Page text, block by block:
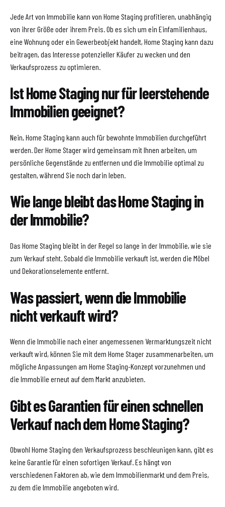
Jede Art von Immobilie kann von Home Staging profitieren, unabhängig
von ihrer Größe oder ihrem Preis. Ob es sich um ein Einfamilienhaus,
eine Wohnung oder ein Gewerbeobjekt handelt, Home Staging kann dazu
beitragen, das Interesse potenzieller Käufer zu wecken und den
Verkaufsprozess zu optimieren.
Ist Home Staging nur für leerstehende
Immobilien geeignet?
Nein, Home Staging kann auch für bewohnte Immobilien durchgeführt
werden. Der Home Stager wird gemeinsam mit Ihnen arbeiten, um
persönliche Gegenstände zu entfernen und die Immobilie optimal zu
gestalten, während Sie noch darin leben.
Wie lange bleibt das Home Staging in
der Immobilie?
Das Home Staging bleibt in der Regel so lange in der Immobilie, wie sie
zum Verkauf steht. Sobald die Immobilie verkauft ist, werden die Möbel
und Dekorationselemente entfernt.
Was passiert, wenn die Immobilie
nicht verkauft wird?
Wenn die Immobilie nach einer angemessenen Vermarktungszeit nicht
verkauft wird, können Sie mit dem Home Stager zusammenarbeiten, um
mögliche Anpassungen am Home Staging-Konzept vorzunehmen und
die Immobilie erneut auf dem Markt anzubieten.
Gibt es Garantien für einen schnellen
Verkauf nach dem Home Staging?
Obwohl Home Staging den Verkaufsprozess beschleunigen kann, gibt es
keine Garantie für einen sofortigen Verkauf. Es hängt von
verschiedenen Faktoren ab, wie dem Immobilienmarkt und dem Preis,
zu dem die Immobilie angeboten wird.